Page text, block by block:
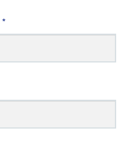
*必
須